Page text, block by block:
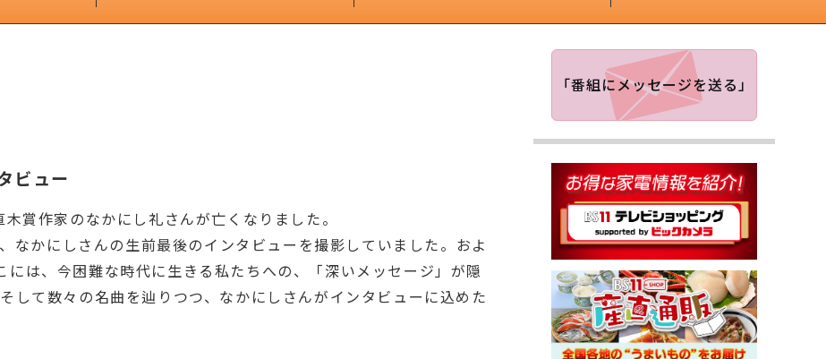
「番組にメッセージを送る」
ビュー
賞作家のなかにし礼さんが亡くなりました。
なかにしさんの生前最後のインタビューを撮影していました。およ
は、今困難な時代に生きる私たちへの、「深いメッセージ」が隠
して数々の名曲を辿りつつ、なかにしさんがインタビューに込めた